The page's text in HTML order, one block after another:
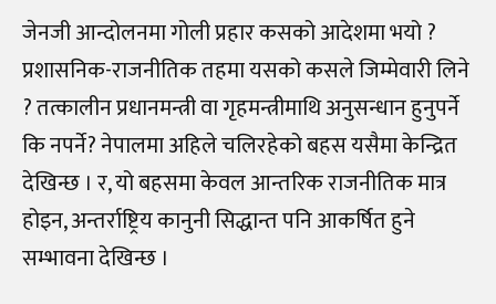
जेनजी आन्दोलनमा गोली प्रहार कसको आदेशमा भयो ?
प्रशासनिक-राजनीतिक तहमा यसको कसले जिम्मेवारी लिने
? तत्कालीन प्रधानमन्त्री वा गृहमन्त्रीमाथि अनुसन्धान हुनुपर्ने
कि नपर्ने? नेपालमा अहिले चलिरहेको बहस यसैमा केन्द्रित
देखिन्छ । र, यो बहसमा केवल आन्तरिक राजनीतिक मात्र
होइन, अन्तर्राष्ट्रिय कानुनी सिद्धान्त पनि आकर्षित हुने
सम्भावना देखिन्छ ।